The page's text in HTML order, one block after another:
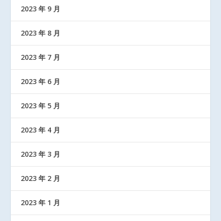
2023 年 9 月
2023 年 8 月
2023 年 7 月
2023 年 6 月
2023 年 5 月
2023 年 4 月
2023 年 3 月
2023 年 2 月
2023 年 1 月